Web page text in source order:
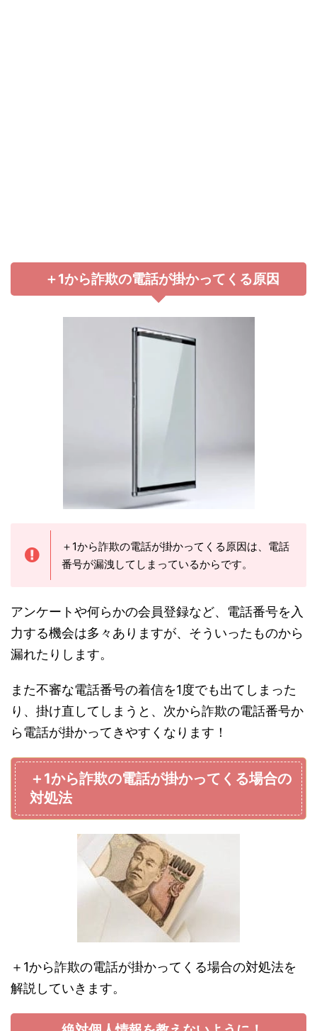
＋1から詐欺の電話が掛かってくる原因
＋1から詐欺の電話が掛かってくる原因は、電話
番号が漏洩してしまっているからです。
アンケートや何らかの会員登録など、電話番号を入
力する機会は多々ありますが、そういったものから
漏れたりします。
また不審な電話番号の着信を1度でも出てしまった
り、掛け直してしまうと、次から詐欺の電話番号か
ら電話が掛かってきやすくなります！
＋1から詐欺の電話が掛かってくる場合の
対処法
＋1から詐欺の電話が掛かってくる場合の対処法を
解説していきます。